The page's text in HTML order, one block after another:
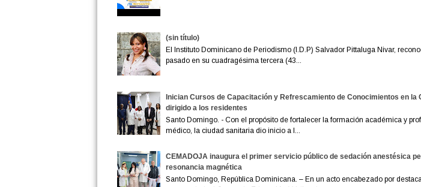
(sin título)
El Instituto Dominicano de Periodismo (I.D.P) Salvador Pittaluga Nivar,
pasado en su cuadragésima tercera (43...
Inician Cursos de Capacitación y Refrescamiento de Conocimientos en la
dirigido a los residentes
Santo Domingo. - Con el propósito de fortalecer la formación académica y
médico, la ciudad sanitaria dio inicio a l...
CEMADOJA inaugura el primer servicio público de sedación anestésica
resonancia magnética
Santo Domingo, República Dominicana. – En un acto encabezado por